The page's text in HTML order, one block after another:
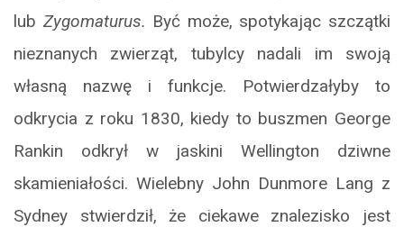
lub Zygomaturus. Być może, spotykając szczątki
nieznanych zwierząt, tubylcy nadali im swoją
własną nazwę i funkcje. Potwierdzałyby to
odkrycia z roku 1830, kiedy to buszmen George
Rankin odkrył w jaskini Wellington dziwne
skamieniałości. Wielebny John Dunmore Lang z
Sydney stwierdził, że ciekawe znalezisko jest